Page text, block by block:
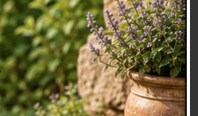
lucerny, neboskleněný kryt
inspirativních tipů.